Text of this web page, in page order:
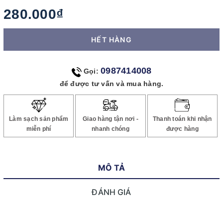
280.000₫
HẾT HÀNG
Gọi: 0987414008
để được tư vấn và mua hàng.
Làm sạch sản phẩm
miễn phí
Giao hàng tận nơi -
nhanh chóng
Thanh toán khi nhận
được hàng
MÔ TẢ
ĐÁNH GIÁ